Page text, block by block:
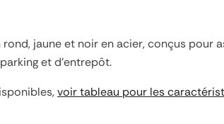
jaune et noir en acier, conçus pour
et d'entrepôt.
voir tableau pour les